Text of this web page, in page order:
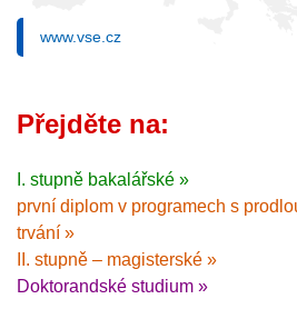
www.vse.cz
Přejděte na:
I. stupně bakalářské »
první diplom v programech s
trvání »
II. stupně – magisterské »
Doktorandské studium »